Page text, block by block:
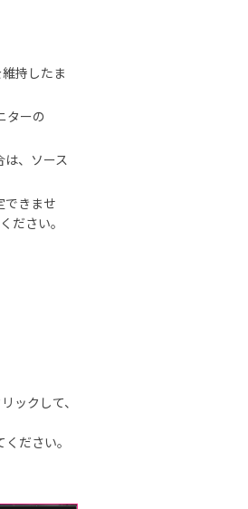
持したま
ターの
、ソース
きませ
ださい。
ックして、
ださい。